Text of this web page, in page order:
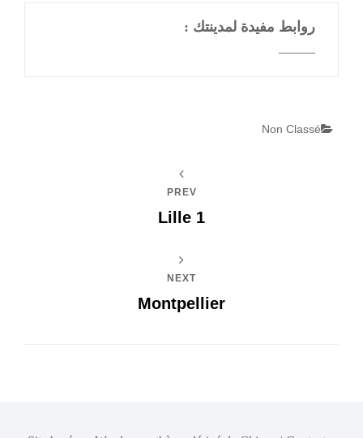
روابط مفيدة لمدينتك :
——–
Categories
Non Classé
PREV
Lille 1
NEXT
Montpellier